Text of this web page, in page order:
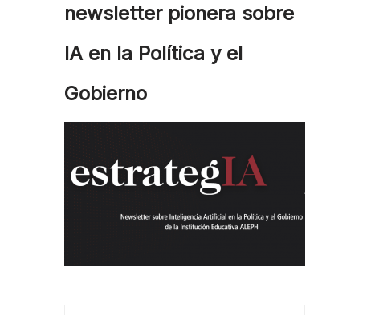
newsletter pionera sobre
IA en la Política y el
Gobierno